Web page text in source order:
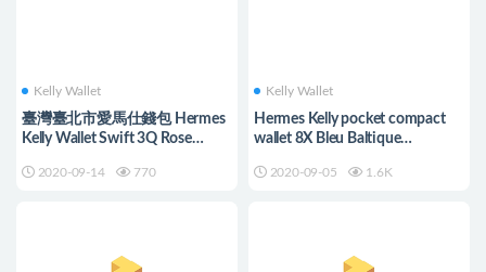
Kelly Wallet
臺灣臺北市愛馬仕錢包 Hermes
Kelly Wallet Swift 3Q Rose
2020-09-14 770
Kelly Wallet
Hermes Kelly pocket compact
wallet 8X Bleu Baltique
2020-09-05 1.6K